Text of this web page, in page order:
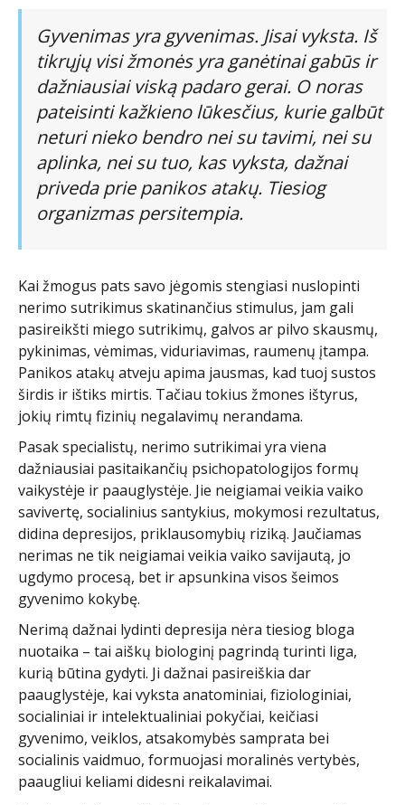
Gyvenimas yra gyvenimas. Jisai vyksta. Iš
tikrųjų visi žmonės yra ganėtinai gabūs ir
dažniausiai viską padaro gerai. O noras
pateisinti kažkieno lūkesčius, kurie galbūt
neturi nieko bendro nei su tavimi, nei su
aplinka, nei su tuo, kas vyksta, dažnai
priveda prie panikos atakų. Tiesiog
organizmas persitempia.
Kai žmogus pats savo jėgomis stengiasi nuslopinti
nerimo sutrikimus skatinančius stimulus, jam gali
pasireikšti miego sutrikimų, galvos ar pilvo skausmų,
pykinimas, vėmimas, viduriavimas, raumenų įtampa.
Panikos atakų atveju apima jausmas, kad tuoj sustos
širdis ir ištiks mirtis. Tačiau tokius žmones ištyrus,
jokių rimtų fizinių negalavimų nerandama.
Pasak specialistų, nerimo sutrikimai yra viena
dažniausiai pasitaikančių psichopatologijos formų
vaikystėje ir paauglystėje. Jie neigiamai veikia vaiko
savivertę, socialinius santykius, mokymosi rezultatus,
didina depresijos, priklausomybių riziką. Jaučiamas
nerimas ne tik neigiamai veikia vaiko savijautą, jo
ugdymo procesą, bet ir apsunkina visos šeimos
gyvenimo kokybę.
Nerimą dažnai lydinti depresija nėra tiesiog bloga
nuotaika – tai aiškų biologinį pagrindą turinti liga,
kurią būtina gydyti. Ji dažnai pasireiškia dar
paauglystėje, kai vyksta anatominiai, fiziologiniai,
socialiniai ir intelektualiniai pokyčiai, keičiasi
gyvenimo, veiklos, atsakomybės samprata bei
socialinis vaidmuo, formuojasi moralinės vertybės,
paaugliui keliami didesni reikalavimai.